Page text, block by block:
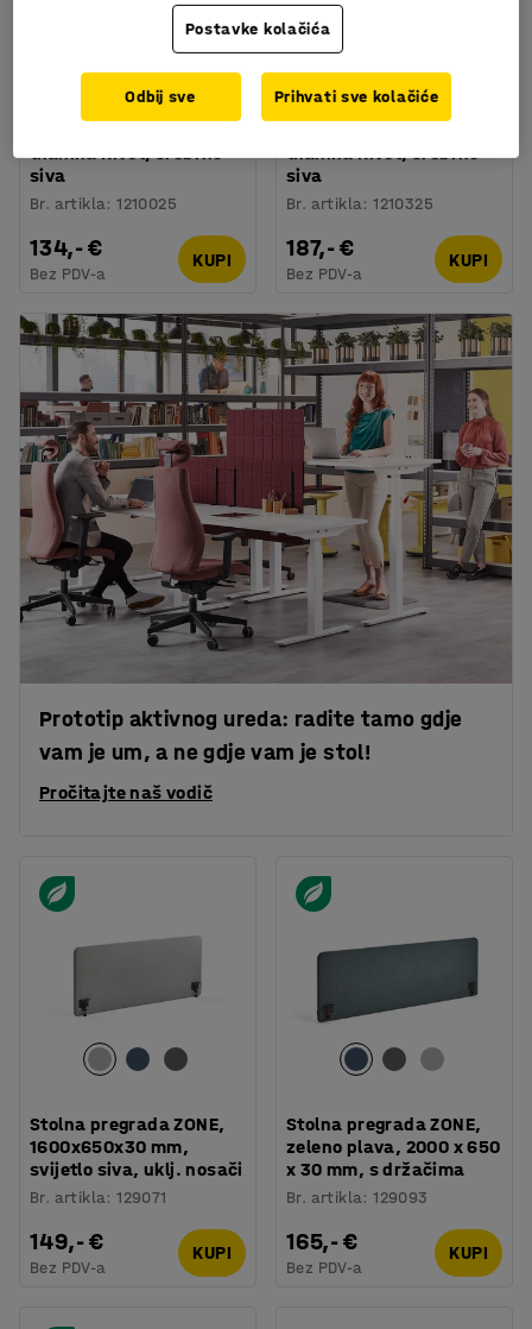
+2
Dostupno u nekoliko opcija
Stolna pregrada ZONE,
bijeli nosači,
tkanina Rivet, srebrno
siva
Br. artikla:1210025
134,- €
Bez PDV-a
KUPI
Dostupno u nekoliko opcija
Stolna pregrada ZONE,
bijeli nosači,
tkanina Rivet, srebrno
siva
Br. artikla:1210325
187,- €
Bez PDV-a
KUPI
Prototip aktivnog ureda: radite tamo gdje
vam je um, a ne gdje vam je stol!
Pročitajte naš vodič
Stolna pregrada ZONE,
1600x650x30 mm,
svijetlo siva, uklj. nosači
Br. artikla:129071
149,- €
Bez PDV-a
KUPI
Stolna pregrada ZONE,
zeleno plava, 2000 x 650
x 30 mm, s držačima
Br. artikla:129093
165,- €
Bez PDV-a
KUPI
Postavke kolačića
Odbij sve Prihvati sve kolačiće